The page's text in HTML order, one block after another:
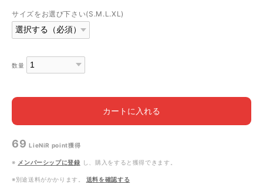
サイズをお選び下さい(S.M.L.XL)
数量
カートに入れる
69 LieNiR point獲得
※ メンバーシップに登録 し、購入をすると獲得できます。
※別途送料がかかります。 送料を確認する